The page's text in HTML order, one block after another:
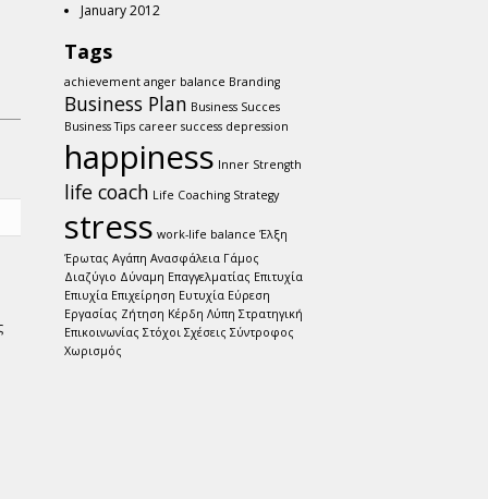
January 2012
Tags
achievement anger balance Branding
Business Plan Business Succes
Business Tips career success depression
happiness Inner Strength
life coach Life Coaching Strategy
stress work-life balance Έλξη
Έρωτας Αγάπη Ανασφάλεια Γάμος
Διαζύγιο Δύναμη Επαγγελματίας Επιτυχία
Επιυχία Επιχείρηση Ευτυχία Εύρεση
Εργασίας Ζήτηση Κέρδη Λύπη Στρατηγική
Επικοινωνίας Στόχοι Σχέσεις Σύντροφος
Χωρισμός